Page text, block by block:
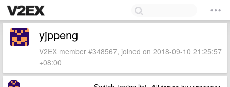
yjppeng
V2EX member #348567, joined on 2018-09-10 21:25:57
+08:00